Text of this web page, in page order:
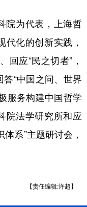
为代表，上海哲
化的创新实践，
回应“民之切者”，
“中国之问、世界
服务构建中国哲学
院法学研究所和应
系”主题研讨会，
【责任编辑:许超】